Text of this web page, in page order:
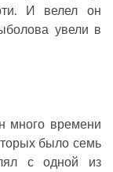
И велел он
увели в
много времени
было семь
с одной из